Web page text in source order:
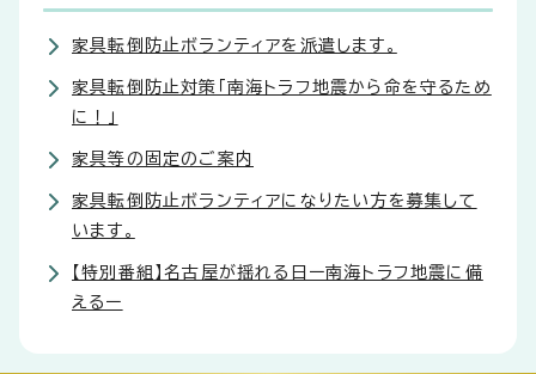
家具転倒防止ボランティアを派遣します。
家具転倒防止対策「南海トラフ地震から命を守るため
に！」
家具等の固定のご案内
家具転倒防止ボランティアになりたい方を募集して
います。
【特別番組】名古屋が揺れる日ー南海トラフ地震に備
えるー